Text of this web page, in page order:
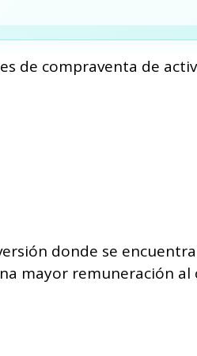
de compraventa de
donde se
mayor remuneración al